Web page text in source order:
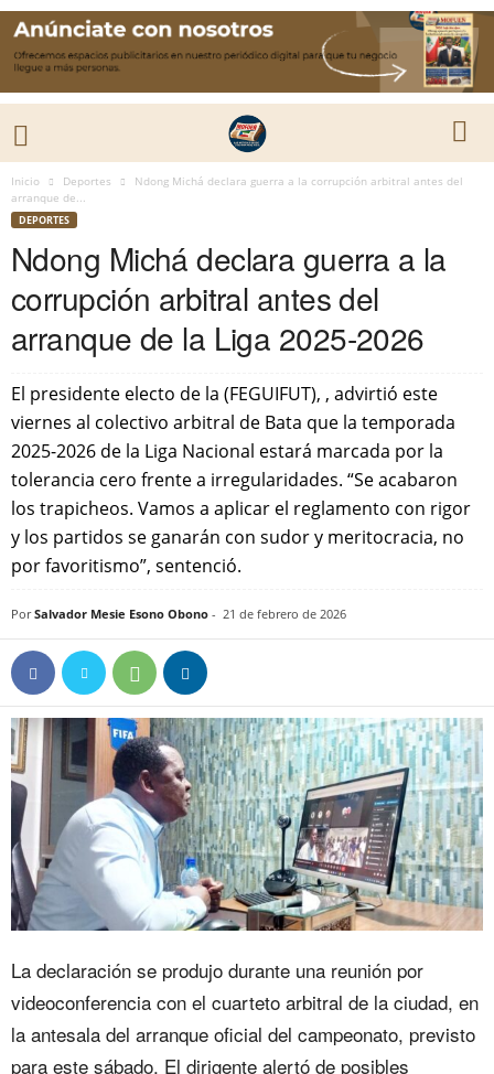
Inicio Deportes
Ndong Michá declara guerra a la corrupción arbitral antes del
arranque de...
DEPORTES
Ndong Michá declara guerra a la
corrupción arbitral antes del
arranque de la Liga 2025-2026
El presidente electo de la (FEGUIFUT), , advirtió este
viernes al colectivo arbitral de Bata que la temporada
2025-2026 de la Liga Nacional estará marcada por la
tolerancia cero frente a irregularidades. “Se acabaron
los trapicheos. Vamos a aplicar el reglamento con rigor
y los partidos se ganarán con sudor y meritocracia, no
por favoritismo”, sentenció.
Por Salvador Mesie Esono Obono - 21 de febrero de 2026
La declaración se produjo durante una reunión por
videoconferencia con el cuarteto arbitral de la ciudad, en
la antesala del arranque oficial del campeonato, previsto
para este sábado. El dirigente alertó de posibles